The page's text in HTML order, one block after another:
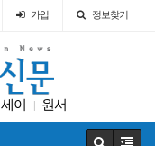
가입 정보찾기
이 원서
교육구 대입